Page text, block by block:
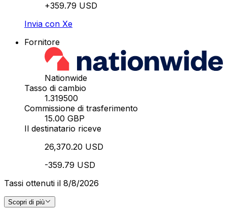
+359.79 USD
Invia con Xe
Fornitore
Nationwide
Tasso di cambio
1.319500
Commissione di trasferimento
15.00 GBP
Il destinatario riceve
26,370.20 USD
-359.79 USD
Tassi ottenuti il 8/8/2026
Scopri di più